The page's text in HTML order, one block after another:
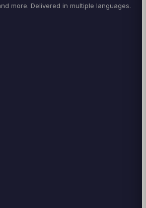
more. Delivered in multiple languages.